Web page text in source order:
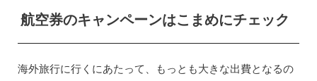
航空券のキャンペーンはこまめにチェック
海外旅行に行くにあたって、もっとも大きな出費となるの